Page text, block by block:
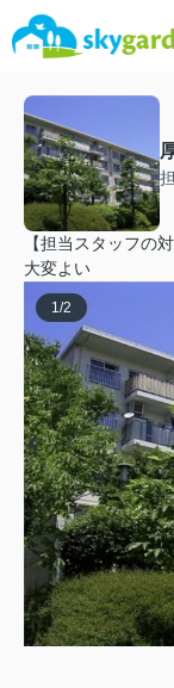
【担当スタッフの
大変よい
1 /2